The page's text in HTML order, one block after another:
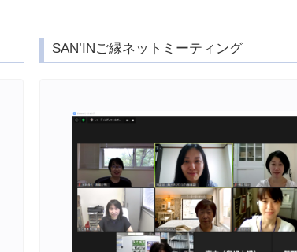
SAN’INご縁ネットミーティング